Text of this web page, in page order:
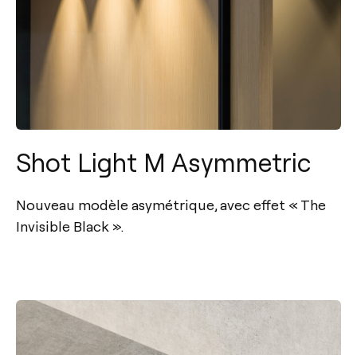
Shot Light M Asymmetric
Nouveau modèle asymétrique, avec effet « The
Invisible Black ».